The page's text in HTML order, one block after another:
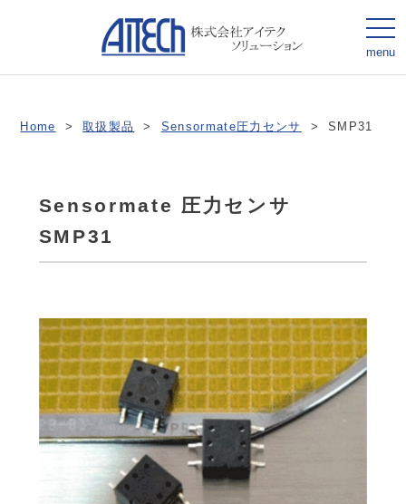
menu
Home > 取扱製品 > Sensormate圧力センサ > SMP31
Sensormate 圧力センサ
SMP31